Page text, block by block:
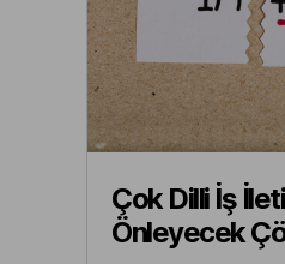
Çok Dilli İş
Önleyecek